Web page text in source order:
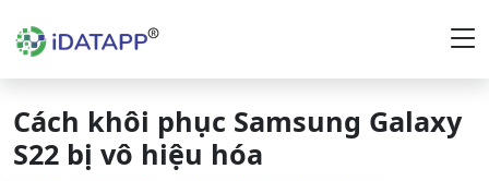
Cách khôi phục Samsung Galaxy
S22 bị vô hiệu hóa